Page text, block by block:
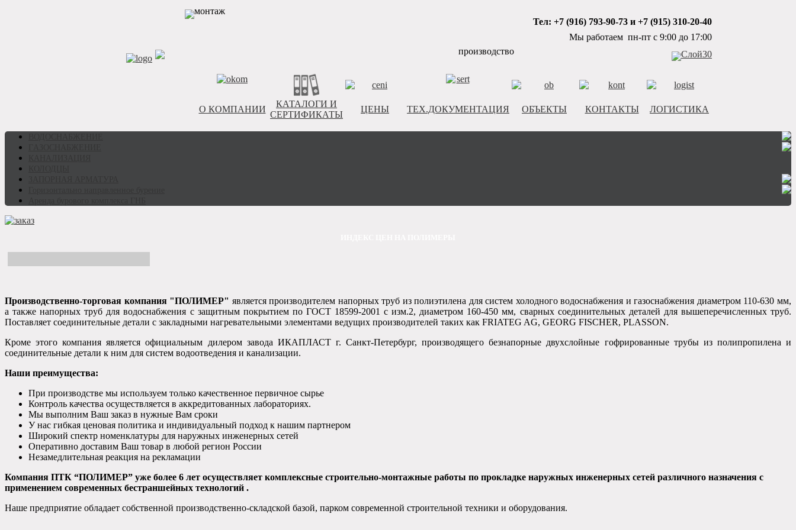
Тел: +7 (916) 793-90-73 и +7 (915) 310-20-40
Мы работаем пн-пт с 9:00 до 17:00
О КОМПАНИИ
КАТАЛОГИ И
СЕРТИФИКАТЫ
ЦЕНЫ ТЕХ.ДОКУМЕНТАЦИЯ ОБЪЕКТЫ КОНТАКТЫ ЛОГИСТИКА
Производственно-торговая компания "ПОЛИМЕР" является производителем напорных труб из полиэтилена для систем холодного водоснабжения и газоснабжения диаметром 110-630 мм,
а также напорных труб для водоснабжения с защитным покрытием по ГОСТ 18599-2001 с изм.2, диаметром 160-450 мм, сварных соединительных деталей для вышеперечисленных труб.
Поставляет соединительные детали с закладными нагревательными элементами ведущих производителей таких как FRIATEG AG, GEORG FISCHER, PLASSON.
Кроме этого компания является официальным дилером завода ИКАПЛАСТ г. Санкт-Петербург, производящего безнапорные двухслойные гофрированные трубы из полипропилена и
соединительные детали к ним для систем водоотведения и канализации.
Наши преимущества:
При производстве мы используем только качественное первичное сырье
Контроль качества осуществляется в аккредитованных лабораториях.
Мы выполним Ваш заказ в нужные Вам сроки
У нас гибкая ценовая политика и индивидуальный подход к нашим партнером
Широкий спектр номенклатуры для наружных инженерных сетей
Оперативно доставим Ваш товар в любой регион России
Незамедлительная реакция на рекламации
Компания ПТК “ПОЛИМЕР” уже более 6 лет осуществляет комплексные строительно-монтажные работы по прокладке наружных инженерных сетей различного назначения с
применением современных бестраншейных технологий .
Наше предприятие обладает собственной производственно-складской базой, парком современной строительной техники и оборудования.